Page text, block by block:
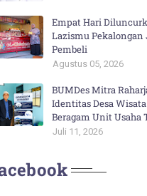
Empat Hari
Lazismu
Pembeli
Agustus 05, 2026
BUMDes Mitra
Identitas Desa
Beragam Unit Usaha
Juli 11, 2026